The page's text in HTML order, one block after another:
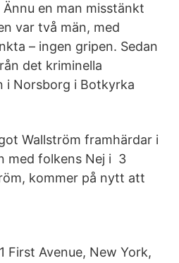
en man misstänkt
var två män, med
– ingen gripen. Sedan
det kriminella
i Norsborg i Botkyrka
Wallström framhärdar i
med folkens Nej i 3
kommer på nytt att
First Avenue, New York,